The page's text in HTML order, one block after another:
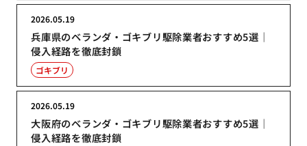
兵庫県のベランダ・ゴキブリ駆除業者おすすめ5選｜
侵入経路を徹底封鎖
2026.05.19
ゴキブリ
大阪府のベランダ・ゴキブリ駆除業者おすすめ5選｜
侵入経路を徹底封鎖
2026.05.19